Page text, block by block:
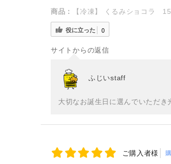
商品： 【冷凍】 くるみショコラ
役に立った 0
サイトからの返信
ふじいstaff
大切なお誕生日に選んでいただ
ご購入者様